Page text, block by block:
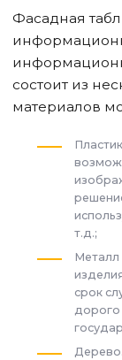
Фасадная
состоит из
материалов
т.д.;
Металл
срок
дорого